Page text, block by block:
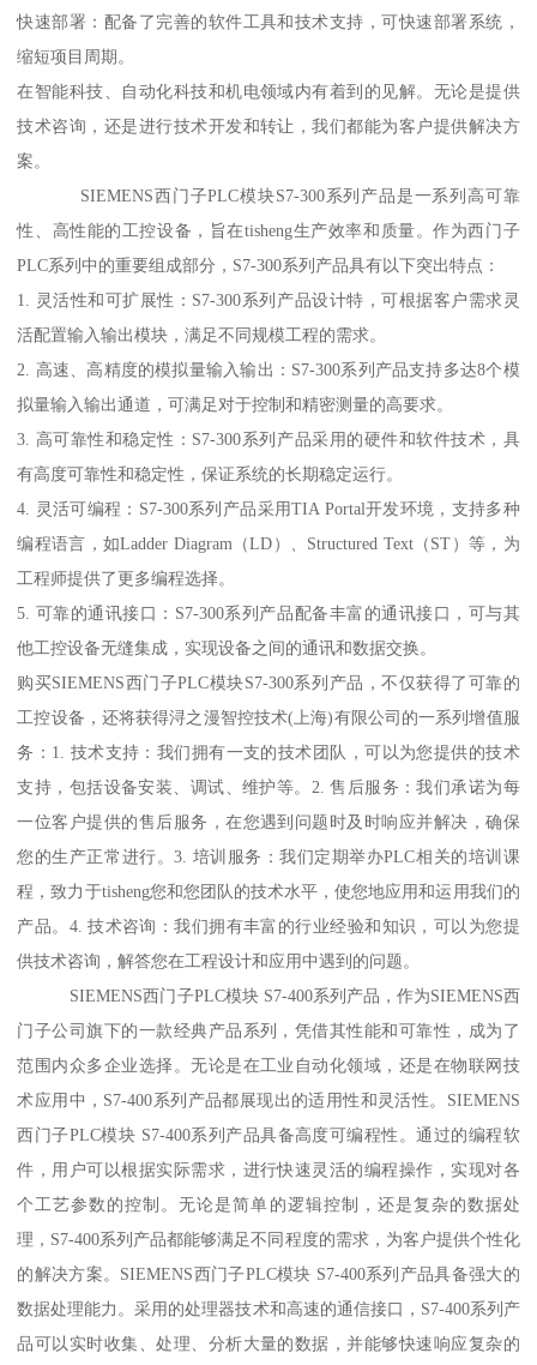
快速部署：配备了完善的软件工具和技术支持，可快速部署系统，
缩短项目周期。
在智能科技、自动化科技和机电领域内有着到的见解。无论是提供
技术咨询，还是进行技术开发和转让，我们都能为客户提供解决方
案。
SIEMENS西门子PLC模块S7-300系列产品是一系列高可靠
性、高性能的工控设备，旨在tisheng生产效率和质量。作为西门子
PLC系列中的重要组成部分，S7-300系列产品具有以下突出特点：
1. 灵活性和可扩展性：S7-300系列产品设计特，可根据客户需求灵
活配置输入输出模块，满足不同规模工程的需求。
2. 高速、高精度的模拟量输入输出：S7-300系列产品支持多达8个模
拟量输入输出通道，可满足对于控制和精密测量的高要求。
3. 高可靠性和稳定性：S7-300系列产品采用的硬件和软件技术，具
有高度可靠性和稳定性，保证系统的长期稳定运行。
4. 灵活可编程：S7-300系列产品采用TIA Portal开发环境，支持多种
编程语言，如Ladder Diagram（LD）、Structured Text（ST）等，为
工程师提供了更多编程选择。
5. 可靠的通讯接口：S7-300系列产品配备丰富的通讯接口，可与其
他工控设备无缝集成，实现设备之间的通讯和数据交换。
购买SIEMENS西门子PLC模块S7-300系列产品，不仅获得了可靠的
工控设备，还将获得浔之漫智控技术(上海)有限公司的一系列增值服
务：1. 技术支持：我们拥有一支的技术团队，可以为您提供的技术
支持，包括设备安装、调试、维护等。2. 售后服务：我们承诺为每
一位客户提供的售后服务，在您遇到问题时及时响应并解决，确保
您的生产正常进行。3. 培训服务：我们定期举办PLC相关的培训课
程，致力于tisheng您和您团队的技术水平，使您地应用和运用我们的
产品。4. 技术咨询：我们拥有丰富的行业经验和知识，可以为您提
供技术咨询，解答您在工程设计和应用中遇到的问题。
SIEMENS西门子PLC模块 S7-400系列产品，作为SIEMENS西
门子公司旗下的一款经典产品系列，凭借其性能和可靠性，成为了
范围内众多企业选择。无论是在工业自动化领域，还是在物联网技
术应用中，S7-400系列产品都展现出的适用性和灵活性。SIEMENS
西门子PLC模块 S7-400系列产品具备高度可编程性。通过的编程软
件，用户可以根据实际需求，进行快速灵活的编程操作，实现对各
个工艺参数的控制。无论是简单的逻辑控制，还是复杂的数据处
理，S7-400系列产品都能够满足不同程度的需求，为客户提供个性化
的解决方案。SIEMENS西门子PLC模块 S7-400系列产品具备强大的
数据处理能力。采用的处理器技术和高速的通信接口，S7-400系列产
品可以实时收集、处理、分析大量的数据，并能够快速响应复杂的